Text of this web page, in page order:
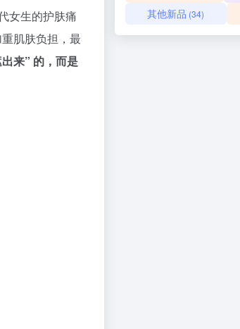
女生的护肤痛
肌肤负担，最
来” 的，而是
其他新品 (34)